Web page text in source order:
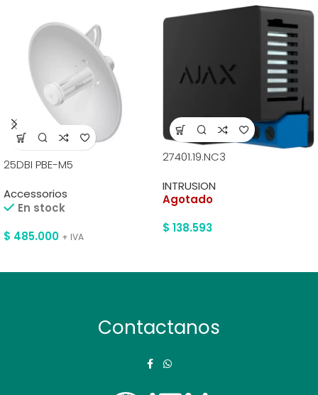
25DBI PBE-M5
Accessorios
En stock
$ 485.000 + IVA
27401.19.NC3
INTRUSION
Agotado
$ 138.593
Contactanos